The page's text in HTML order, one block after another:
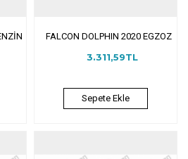
FALCON DOLPHIN 2020 EGZOZ
3.311,59TL
Sepete Ekle